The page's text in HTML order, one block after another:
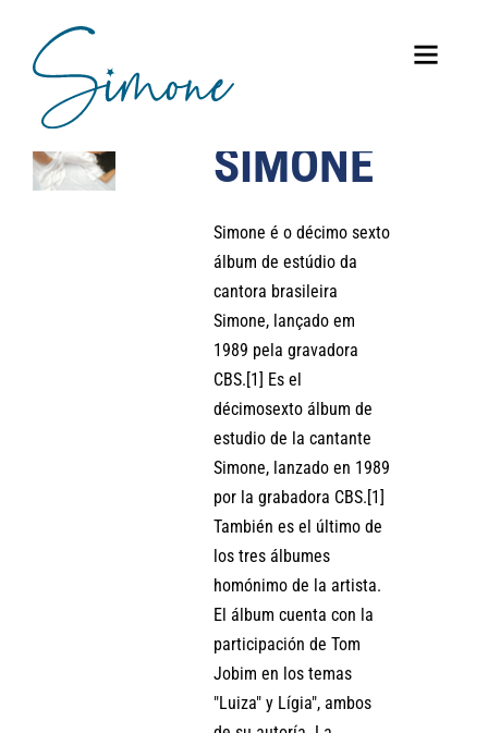
SIMONE
Simone é o décimo sexto
álbum de estúdio da
cantora brasileira
Simone, lançado em
1989 pela gravadora
CBS.[1] Es el
décimosexto álbum de
estudio de la cantante
Simone, lanzado en 1989
por la grabadora CBS.[1]
También es el último de
los tres álbumes
homónimo de la artista.
El álbum cuenta con la
participación de Tom
Jobim en los temas
"Luiza" y Lígia", ambos